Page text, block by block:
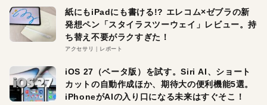
紙にもiPadにも書ける!? エレコム×ゼブラの新
発想ペン「スタイラスツーウェイ」レビュー。持
ち替え不要がラクすぎた！
アクセサリ レポート
iOS 27（ベータ版）を試す。Siri AI、ショート
カットの自動作成ほか、期待大の便利機能5選。
iPhoneがAIの入り口になる未来はすぐそこ！